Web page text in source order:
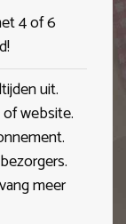
4 of 6
uit.
website.
meer